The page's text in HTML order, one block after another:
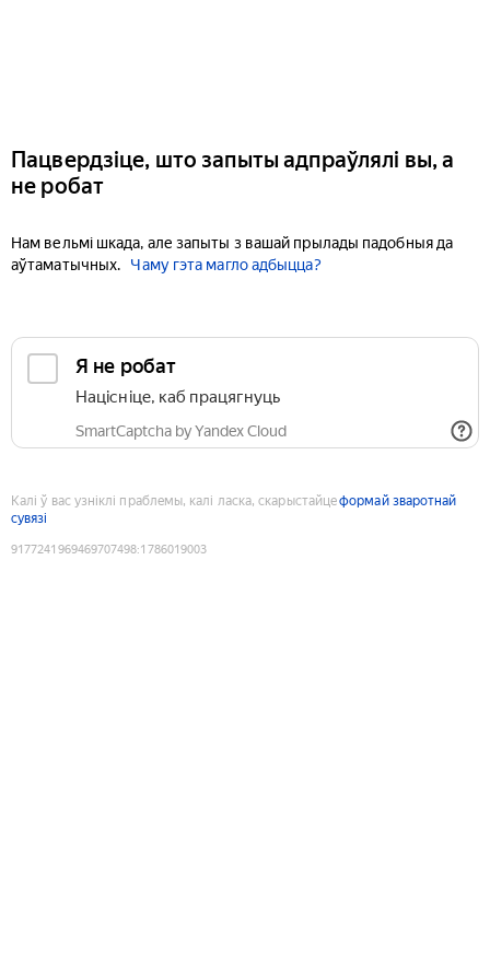
Пацвердзіце, што запыты адпраўлялі вы, а
не робат
Нам вельмі шкада, але запыты з вашай прылады падобныя да
аўтаматычных.
Чаму гэта магло адбыцца?
Я не робат
Націсніце, каб працягнуць
SmartCaptcha by Yandex Cloud
Калі ў вас узніклі праблемы, калі ласка, скарыстайцеформай зваротнай
сувязі
9177241969469707498:1786019003